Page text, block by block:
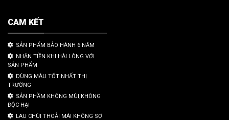
CAM KẾT
SẢN PHẨM BẢO HÀNH 6 NĂM
NHẬN TIỀN KHI HÀI LÒNG VỚI
SẢN PHẨM
DÙNG MÀU TỐT NHẤT THỊ
TRƯỜNG
SẢN PHẦM KHÔNG MÙI,KHÔNG
ĐỘC HẠI
LAU CHÙI THOẢI MÁI KHÔNG SỢ